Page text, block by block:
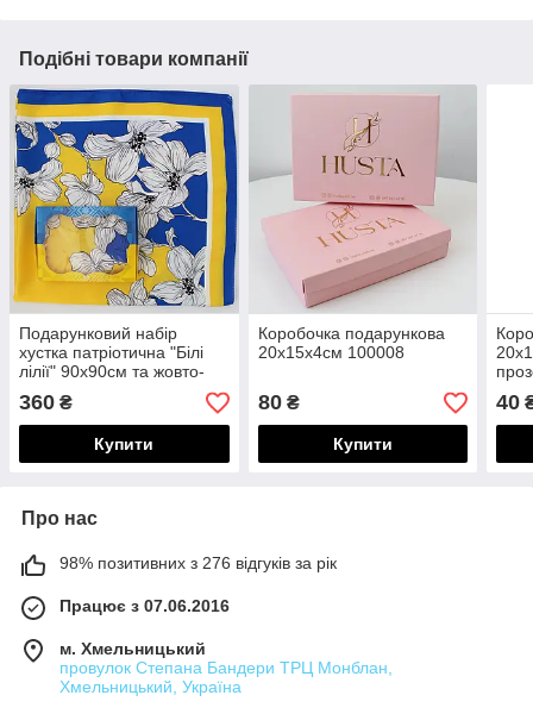
Подібні товари компанії
Подарунковий набір
хустка патріотична "Білі
лілії" 90х90см та жовто-
блакитна коробочка
218083
360 ₴
Купити
Коробочка подарункова
20х15х4см 100008
80₴
Купити
40
Про нас
98% позитивних з 276 відгуків за рік
Працює з 07.06.2016
м. Хмельницький
провулок Степана Бандери ТРЦ Монблан,
Хмельницький, Україна